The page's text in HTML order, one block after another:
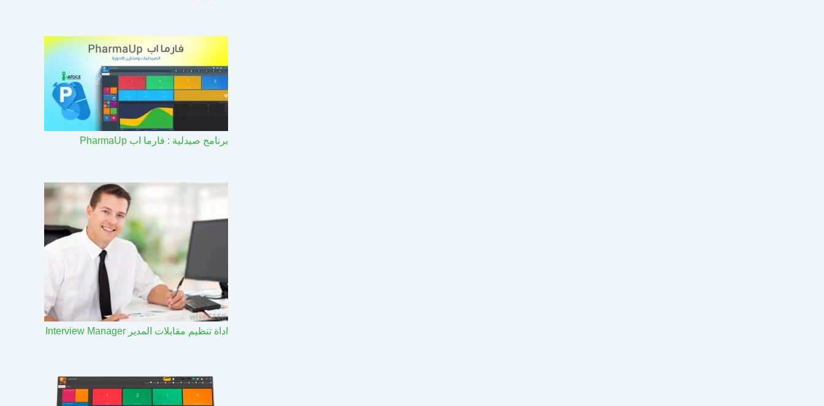
برنامج صيدلية : فارما اب PharmaUp​
اداة تنظيم مقابلات المدير Interview Manager